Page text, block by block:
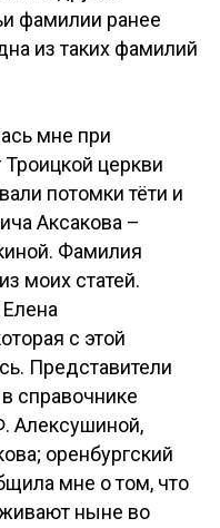
фамилии ранее
из таких фамилий
мне при
церкви
потомки тёти и
Аксакова –
Фамилия
моих статей.
с этой
Представители
справочнике
Алексушиной,
оренбургский
мне о том, что
ныне во